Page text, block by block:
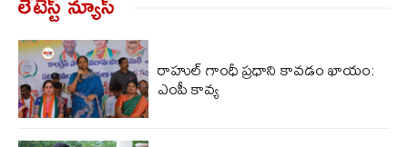
రాహుల్ గాంధీ ప్రధాని కావడం ఖాయం:
ఎంపీ కావ్య